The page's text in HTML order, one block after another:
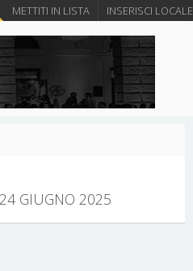
METTITI IN LISTA INSERISCI LOCALE
GIUGNO 2025